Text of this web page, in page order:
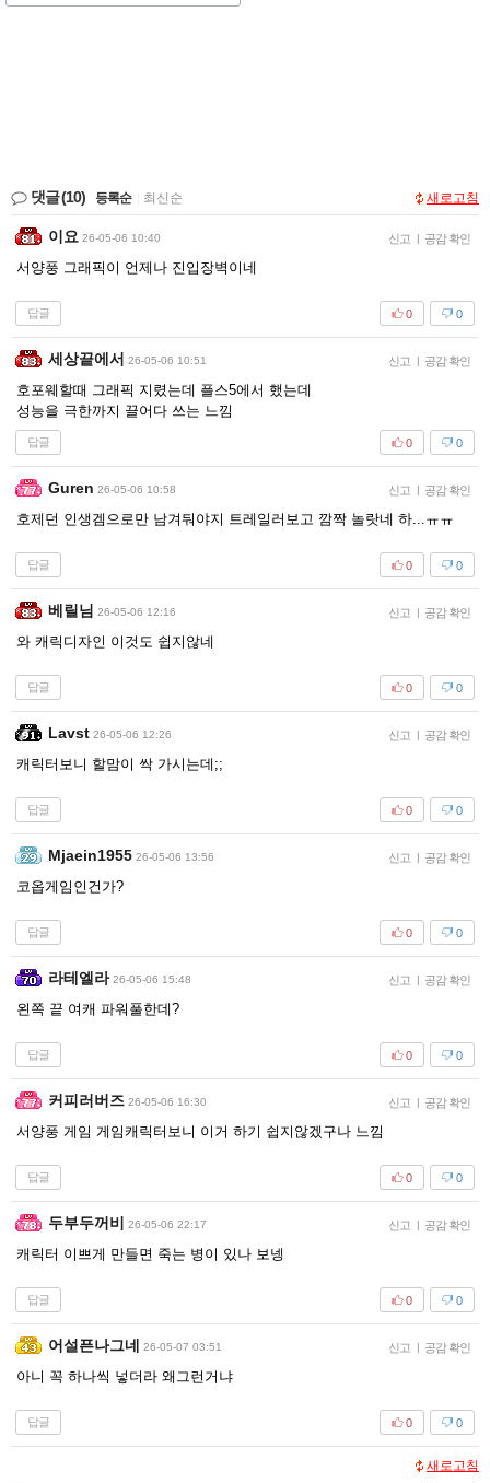
댓글(10) 등록순 최신순 새로고침
이요 26-05-06 10:40 신고 공감 확인
서양풍 그래픽이 언제나 진입장벽이네
답글 0
0
세상끝에서 26-05-06 10:51 신고 공감 확인
호포웨할때 그래픽 지렸는데 플스5에서 했는데
성능을 극한까지 끌어다 쓰는 느낌
답글 0
0
Guren 26-05-06 10:58 신고 공감 확인
호제던 인생겜으로만 남겨둬야지 트레일러보고 깜짝 놀랏네 하...ㅠㅠ
답글 0
0
베릴님 26-05-06 12:16 신고 공감 확인
와 캐릭디자인 이것도 쉽지않네
답글 0
0
Lavst 26-05-06 12:26 신고 공감 확인
캐릭터보니 할맘이 싹 가시는데;;
답글 0
0
Mjaein1955 26-05-06 13:56 신고 공감 확인
코옵게임인건가?
답글 0
0
라테엘라 26-05-06 15:48 신고 공감 확인
왼쪽 끝 여캐 파워풀한데?
답글 0
0
커피러버즈 26-05-06 16:30 신고 공감 확인
서양풍 게임 게임캐릭터보니 이거 하기 쉽지않겠구나 느낌
답글 0
0
두부두꺼비 26-05-06 22:17 신고 공감 확인
캐릭터 이쁘게 만들면 죽는 병이 있나 보넹
답글 0
0
어설픈나그네 26-05-07 03:51 신고 공감 확인
아니 꼭 하나씩 넣더라 왜그런거냐
답글 0
0
새로고침